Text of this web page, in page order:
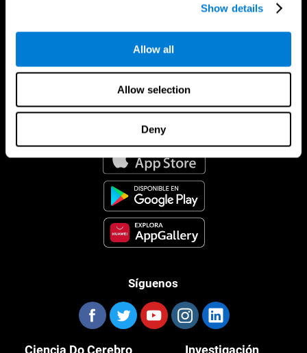
Show details
Allow all
Allow selection
Deny
Aplicación CogniFit
Síguenos
Ciencia Do Cerebro Investigación